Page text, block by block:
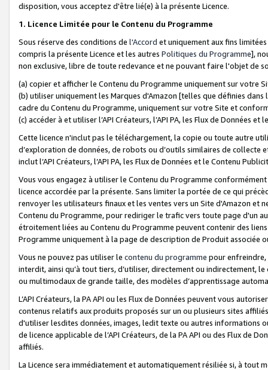
disposition, vous acceptez d'être lié(e) à la présente Licence.
1. Licence Limitée pour le Contenu du Programme
Sous réserve des conditions de l'Accord et uniquement aux fins
compris la présente Licence et les autres Politiques du Programme],
non exclusive, libre de toute redevance et ne pouvant faire l'objet de
(a) copier et afficher le Contenu du Programme uniquement sur votre
(b) utiliser uniquement les Marques d'Amazon [telles que définies dans
cadre du Contenu du Programme, uniquement sur votre Site et
(c) accéder à et utiliser l’API Créateurs, l’API PA, les Flux de Données
Cette licence n'inclut pas le téléchargement, la copie ou toute autre
d’exploration de données, de robots ou d’outils similaires de
inclut l’API Créateurs, l’API PA, les Flux de Données et le Contenu
Vous vous engagez à utiliser le Contenu du Programme
licence accordée par la présente. Sans limiter la portée de ce qui
renvoyer les utilisateurs finaux et les ventes vers un Site d'Amazon et
Contenu du Programme, pour rediriger le trafic vers toute page d'un
étroitement liées au Contenu du Programme peuvent contenir des
Programme uniquement à la page de description de Produit associée
Vous ne pouvez pas utiliser le contenu du programme pour
interdit, ainsi qu’à tout tiers, d’utiliser, directement ou indirectement,
ou multimodaux de grande taille, des modèles d’apprentissage
L’API Créateurs, la PA API ou les Flux de Données peuvent vous
contenus relatifs aux produits proposés sur un ou plusieurs sites
d'utiliser lesdites données, images, ledit texte ou autres informations
de licence applicable de l’API Créateurs, de la PA API ou des Flux de
affiliés.
La Licence sera immédiatement et automatiquement résiliée si, à